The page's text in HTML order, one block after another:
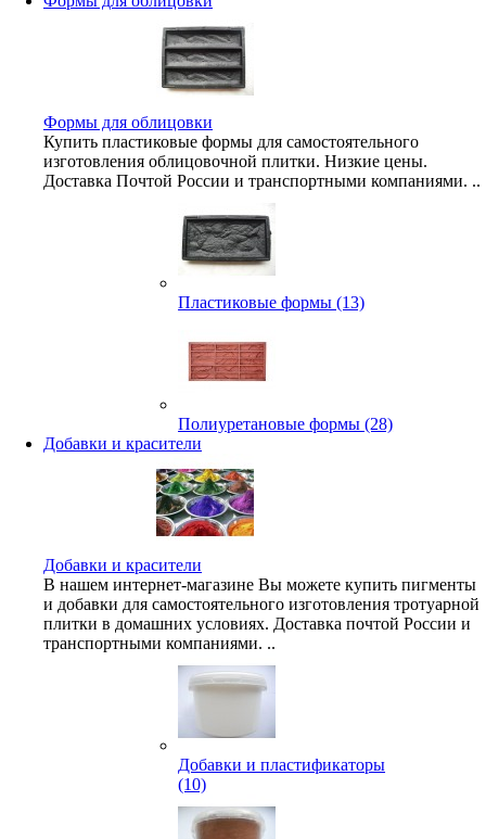
Формы для облицовки
Купить пластиковые формы для самостоятельного
изготовления облицовочной плитки. Низкие цены.
Доставка Почтой России и транспортными компаниями. ..
Пластиковые формы (13)
Полиуретановые формы (28)
Добавки и красители
Добавки и красители
В нашем интернет-магазине Вы можете купить пигменты
и добавки для самостоятельного изготовления тротуарной
плитки в домашних условиях. Доставка почтой России и
транспортными компаниями. ..
Добавки и пластификаторы
(10)